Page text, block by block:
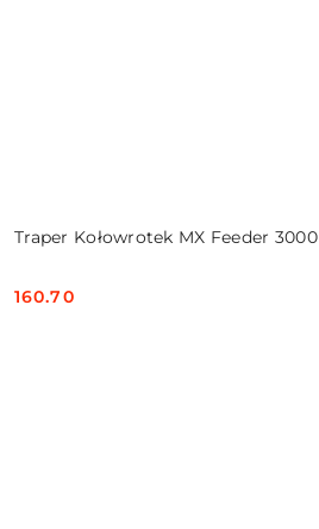
Traper Kołowrotek MX Feeder 3000
Cena:
160.70